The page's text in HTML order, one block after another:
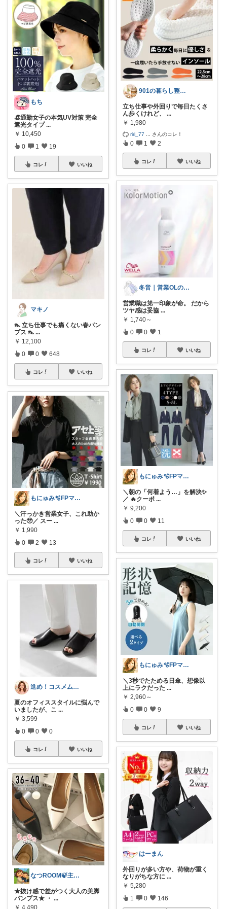
もち
👒通勤女子の本気UV対策 完全
遮光タイプ ...
￥ 10,450
0 1 19
コレ いいね
マキノ
👠 立ち仕事でも痛くない春パン
プス 👠 ...
￥ 12,100
0 0 648
コレ いいね
もにゅみ🫧FPママ厳選|整う家づくり
＼汗っかき営業女子、これ助か
った🥹／ スー ...
￥ 1,990
0 2 13
コレ いいね
進め！コスメムスメ！アラフォー美容の鬼
夏のオフィススタイルに悩んで
いましたが、こ ...
￥ 3,599
0 0 0
コレ いいね
なつROOM🍃主婦目線でおススメ色々
★抜け感で差がつく大人の美脚
パンプス★ ・ ...
￥ 4,490
901の暮らし整えQOLアップROOM
立ち仕事や外回りで毎日たくさ
ん歩くけれど、
...
￥ 1,980
riri_77 さんのコレ！
0 1 2
コレ いいね
冬音｜営業OLのリアル購入品
営業職は第一印象が命。 だから
ツヤ感は妥協 ...
￥ 1,740～
0 0 1
コレ いいね
もにゅみ🫧FPママ厳選|整う家づくり
＼朝の「何着よう…」を解決✨
／ 🔥クーポ ...
￥ 9,200
0 0 11
コレ いいね
もにゅみ🫧FPママ厳選|整う家づくり
＼3秒でたためる日傘、想像以
上にラクだった ...
￥ 2,960～
0 0 9
コレ いいね
はーまん
外回りが多い方や、荷物が重く
なりがちな方に ...
￥ 5,280
1 0 146